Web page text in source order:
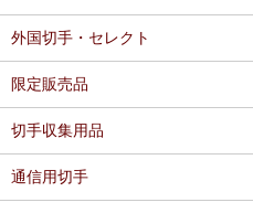
外国切手・セレクト
限定販売品
切手収集用品
通信用切手